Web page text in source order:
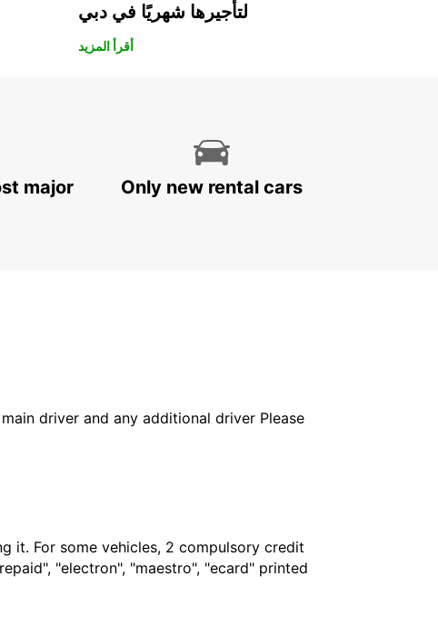
لتأجيرها شهريًا في دبي
أقرأ المزيد
major
Only new rental cars
driver and any additional driver Please
it. For some vehicles, 2 compulsory credit
"electron", "maestro", "ecard" printed